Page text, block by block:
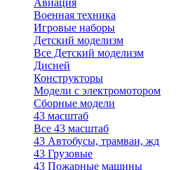
Авиация
Военная техника
Игровые наборы
Детский моделизм
Все Детский моделизм
Дисней
Конструкторы
Модели с электромотором
Сборные модели
43 масштаб
Все 43 масштаб
43 Автобусы, трамваи, жд
43 Грузовые
43 Пожарные машины